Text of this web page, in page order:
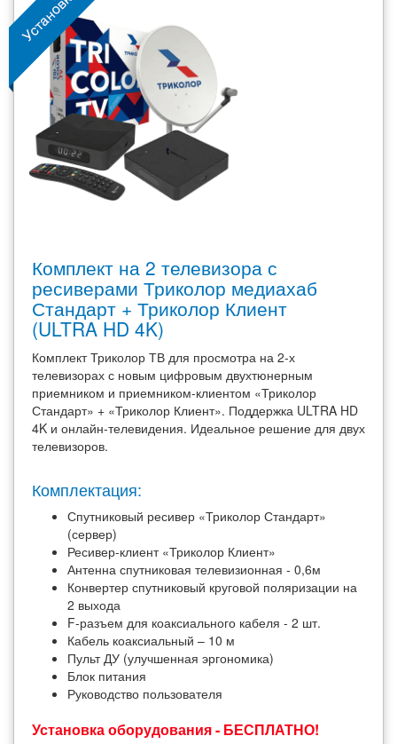
Комплект на 2 телевизора с
ресиверами Триколор медиахаб
Стандарт + Триколор Клиент
(ULTRA HD 4K)
Комплект Триколор ТВ для просмотра на 2-х
телевизорах с новым цифровым двухтюнерным
приемником и приемником-клиентом «Триколор
Стандарт» + «Триколор Клиент». Поддержка ULTRA HD
4K и онлайн-телевидения. Идеальное решение для двух
телевизоров.
Комплектация:
Спутниковый ресивер «Триколор Стандарт»
(сервер)
Ресивер-клиент «Триколор Клиент»
Антенна спутниковая телевизионная - 0,6м
Конвертер спутниковый круговой поляризации на
2 выхода
F-разъем для коаксиального кабеля - 2 шт.
Кабель коаксиальный – 10 м
Пульт ДУ (улучшенная эргономика)
Блок питания
Руководство пользователя
Установка оборудования - БЕСПЛАТНО!